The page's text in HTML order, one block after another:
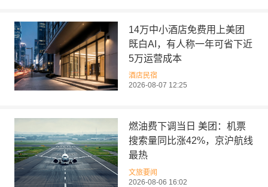
14万中小酒店免费用上美团
既白AI，有人称一年可省下近
5万运营成本
酒店民宿
2026-08-07 12:25
燃油费下调当日 美团：机票
搜索量同比涨42%，京沪航线
最热
文旅要闻
2026-08-06 16:02